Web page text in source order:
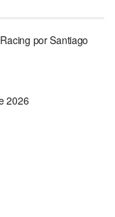
por Santiago
2026